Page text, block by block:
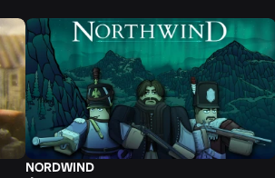
NORDWIND